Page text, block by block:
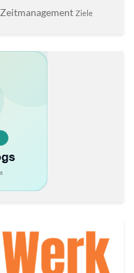
Zeitmanagement Ziele